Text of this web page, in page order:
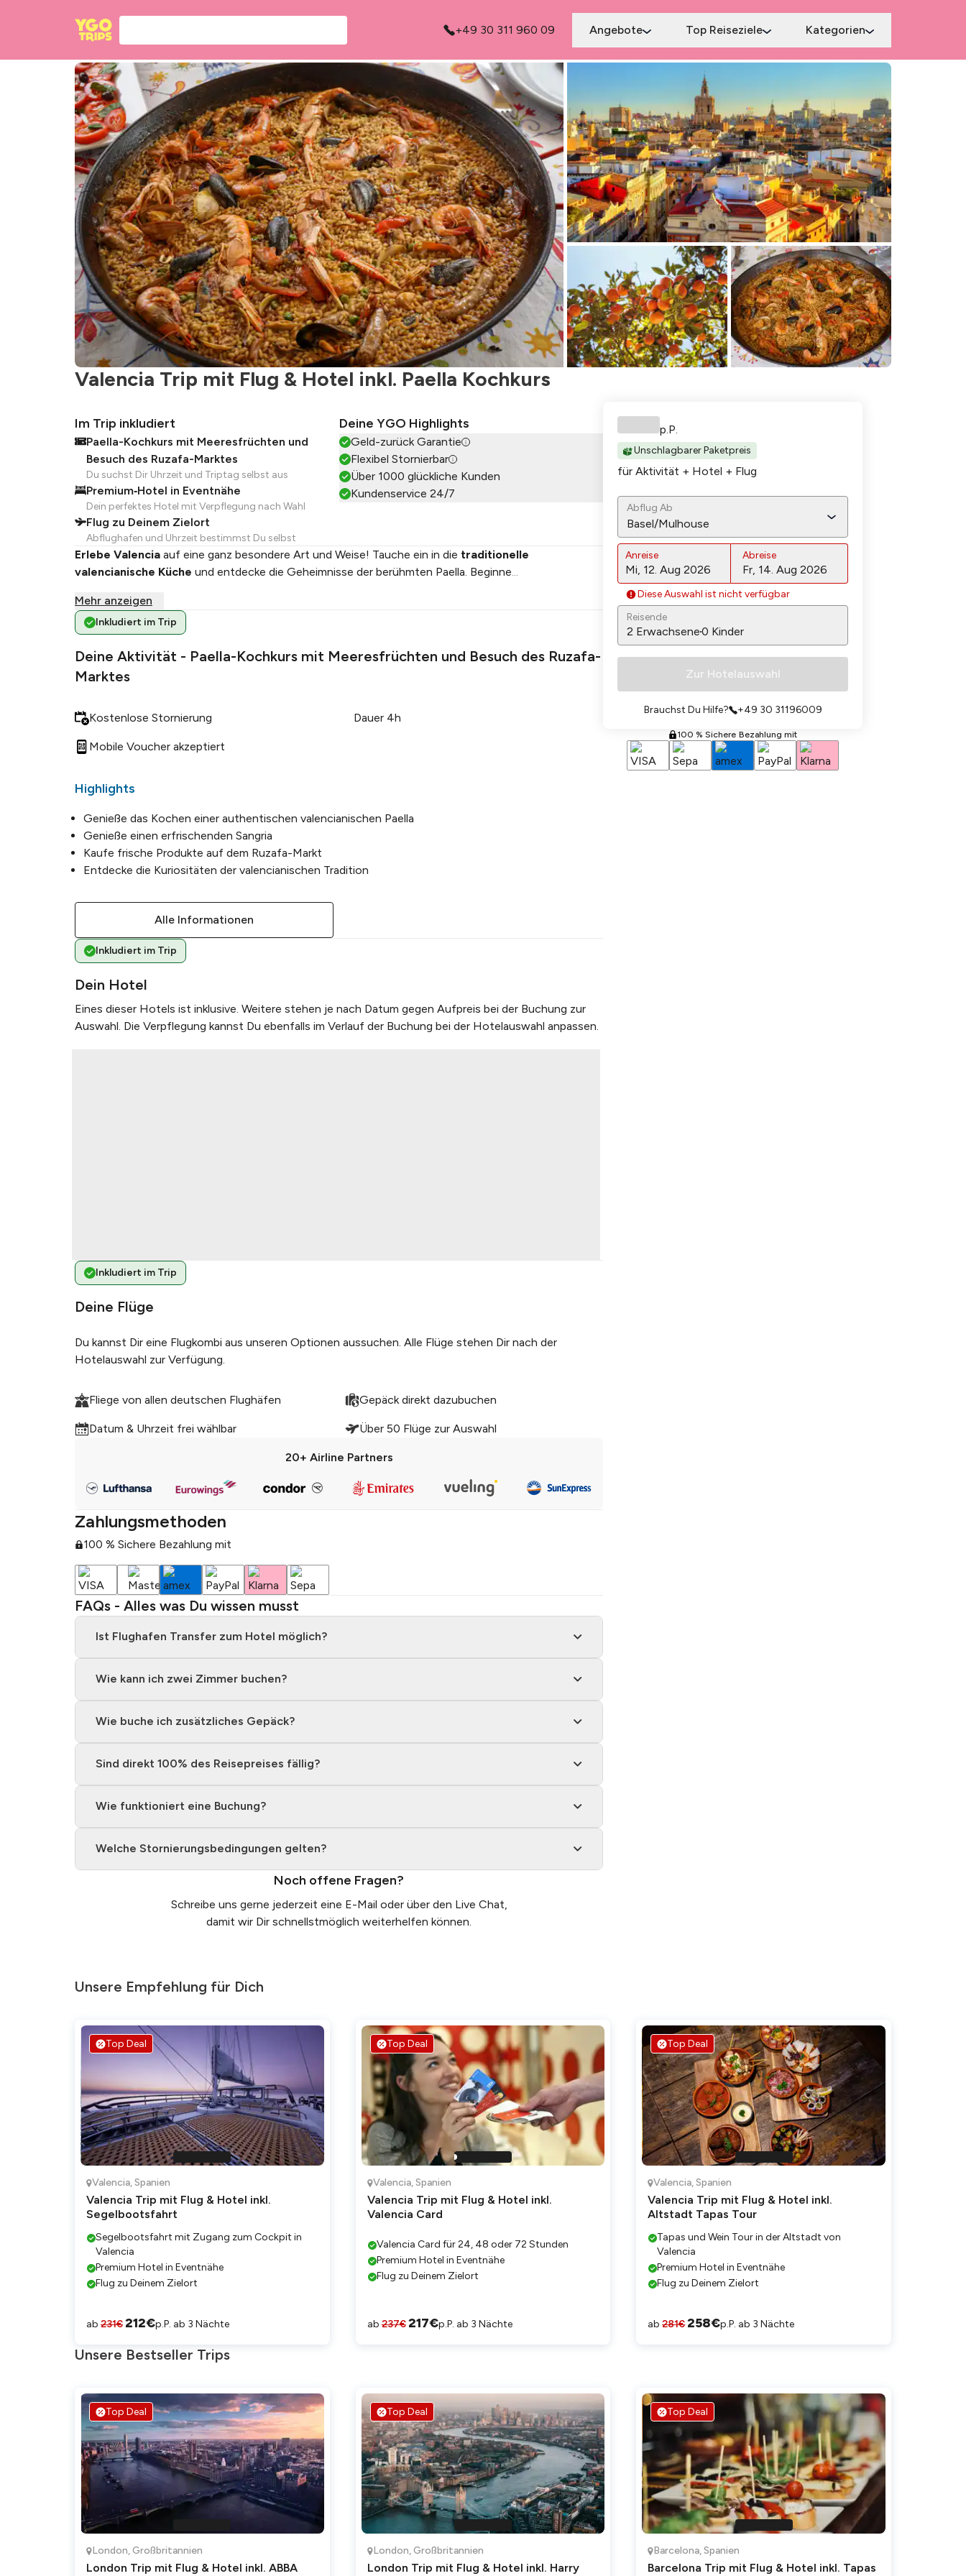
+49 30 311 960 09 Angebote Top Reiseziele Kategorien
Valencia Trip mit Flug & Hotel inkl. Paella Kochkurs
Im Trip inkludiert
Paella-Kochkurs mit Meeresfrüchten und
Besuch des Ruzafa-Marktes
Du suchst Dir Uhrzeit und Triptag selbst aus
Premium‑Hotel in Eventnähe
Dein perfektes Hotel mit Verpflegung nach Wahl
Flug zu Deinem Zielort
Abflughafen und Uhrzeit bestimmst Du selbst
Deine YGO Highlights
Geld-zurück Garantie
Flexibel Stornierbar
Über 1000 glückliche Kunden
Kundenservice 24/7
Erlebe Valencia auf eine ganz besondere Art und Weise! Tauche ein in die traditionelle
valencianische Küche und entdecke die Geheimnisse der berühmten Paella. Beginne...
Mehr anzeigen
Inkludiert im Trip
Deine Aktivität - Paella-Kochkurs mit Meeresfrüchten und Besuch des Ruzafa-
Marktes
Kostenlose Stornierung Dauer 4h
Mobile Voucher akzeptiert
Highlights
Genieße das Kochen einer authentischen valencianischen Paella
Genieße einen erfrischenden Sangria
Kaufe frische Produkte auf dem Ruzafa-Markt
Entdecke die Kuriositäten der valencianischen Tradition
Alle Informationen
Inkludiert im Trip
Dein Hotel
Eines dieser Hotels ist inklusive. Weitere stehen je nach Datum gegen Aufpreis bei der Buchung zur
Auswahl. Die Verpflegung kannst Du ebenfalls im Verlauf der Buchung bei der Hotelauswahl anpassen.
Inkludiert im Trip
Deine Flüge
Du kannst Dir eine Flugkombi aus unseren Optionen aussuchen. Alle Flüge stehen Dir nach der
Hotelauswahl zur Verfügung.
Fliege von allen deutschen Flughäfen Gepäck direkt dazubuchen
Datum & Uhrzeit frei wählbar Über 50 Flüge zur Auswahl
20+ Airline Partners
Zahlungsmethoden
100 % Sichere Bezahlung mit
FAQs - Alles was Du wissen musst
Ist Flughafen Transfer zum Hotel möglich?
Wie kann ich zwei Zimmer buchen?
Wie buche ich zusätzliches Gepäck?
Sind direkt 100% des Reisepreises fällig?
Wie funktioniert eine Buchung?
Welche Stornierungsbedingungen gelten?
Noch offene Fragen?
Schreibe uns gerne jederzeit eine E-Mail oder über den Live Chat,
damit wir Dir schnellstmöglich weiterhelfen können.
p.P.
Unschlagbarer Paketpreis
für Aktivität + Hotel + Flug
Abflug Ab
Basel/Mulhouse
Anreise Abreise
Diese Auswahl ist nicht verfügbar
Reisende
2 Erwachsene0 Kinder
Zur Hotelauswahl
Brauchst Du Hilfe? +49 30 31196009
100 % Sichere Bezahlung mit
Unsere Empfehlung für Dich
Top Deal
Valencia,Spanien
Valencia Trip mit Flug & Hotel inkl.
Segelbootsfahrt
Segelbootsfahrt mit Zugang zum Cockpit in
Valencia
Premium Hotel in Eventnähe
Flug zu Deinem Zielort
ab 231€212€p.P. ab 3 Nächte
Top Deal
Valencia,Spanien
Valencia Trip mit Flug & Hotel inkl.
Valencia Card
Valencia Card für 24, 48 oder 72 Stunden
Premium Hotel in Eventnähe
Flug zu Deinem Zielort
ab 237€217€p.P. ab 3 Nächte
Top Deal
Valencia,Spanien
Valencia Trip mit Flug & Hotel inkl.
Altstadt Tapas Tour
Tapas und Wein Tour in der Altstadt von
Valencia
Premium Hotel in Eventnähe
Flug zu Deinem Zielort
ab 281€258€p.P. ab 3 Nächte
Unsere Bestseller Trips
Top Deal
London, Großbritannien
London Trip mit Flug & Hotel inkl. ABBA
Top Deal
London, Großbritannien
London Trip mit Flug & Hotel inkl. Harry
Top Deal
Barcelona,Spanien
Barcelona Trip mit Flug & Hotel inkl. Tapas